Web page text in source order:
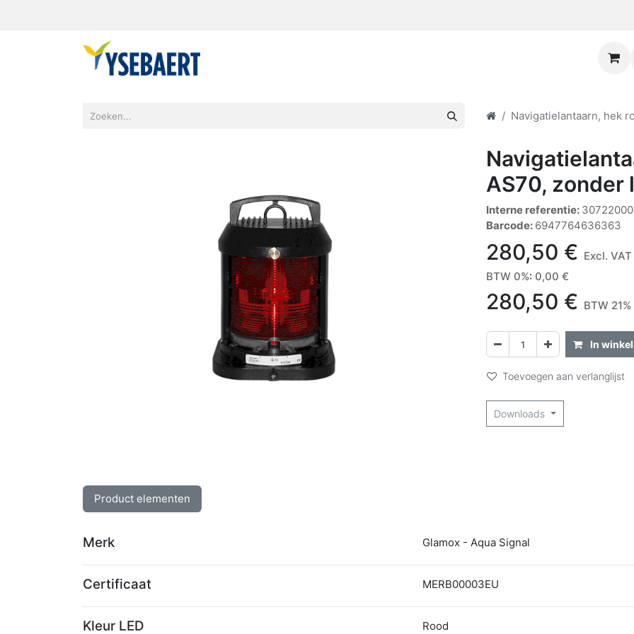
Navigatielantaarn, hek
AS70, zonder
Interne referentie:
Barcode: 6947764636363
280,50 € Excl. VAT
BTW 0%: 0,00 €
280,50 € BTW
In
Toevoegen aan verlanglijst
Downloads
Product elementen
Merk Glamox - Aqua Signal
Certificaat MERB00003EU
Kleur LED Rood